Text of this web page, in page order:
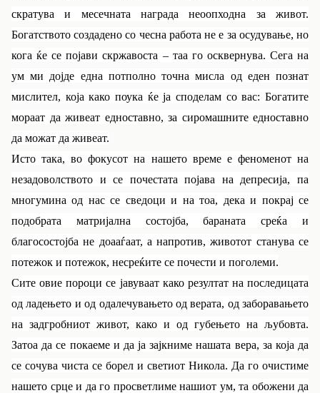
скратува и месечната награда неоопходна за живот.
Богатството создадено со чесна работа не е за осудување, но
кога ќе се појави скржавоста – таа го осквернува. Сега на
ум ми дојде една потполно точна мисла од еден познат
мислител, која како поука ќе ја споделам со вас: Богатите
мораат да живеат едноставно, за сиромашните едноставно
да можат да живеат.
Исто така, во фокусот на нашето време е феноменот на
незадоволството и се почестата појава на депресија, па
многумина од нас се сведоци и на тоа, дека и покрај се
подобрата матријална состојба, бараната среќа и
благосостојба не доааѓаат, а напротив, животот станува се
потежок и потежок, несреќите се почести и поголеми.
Сите овие пороци се јавуваат како резултат на последицата
од ладењето и од одалечувањето од верата, од заборавањето
на задгробниот живот, како и од губењето на љубовта.
Затоа да се покаеме и да ја зајкниме нашата вера, за која да
се сочува чиста се борел и светиот Никола. Да го очистиме
нашето срце и да го просветлиме нашиот ум, та обожени да